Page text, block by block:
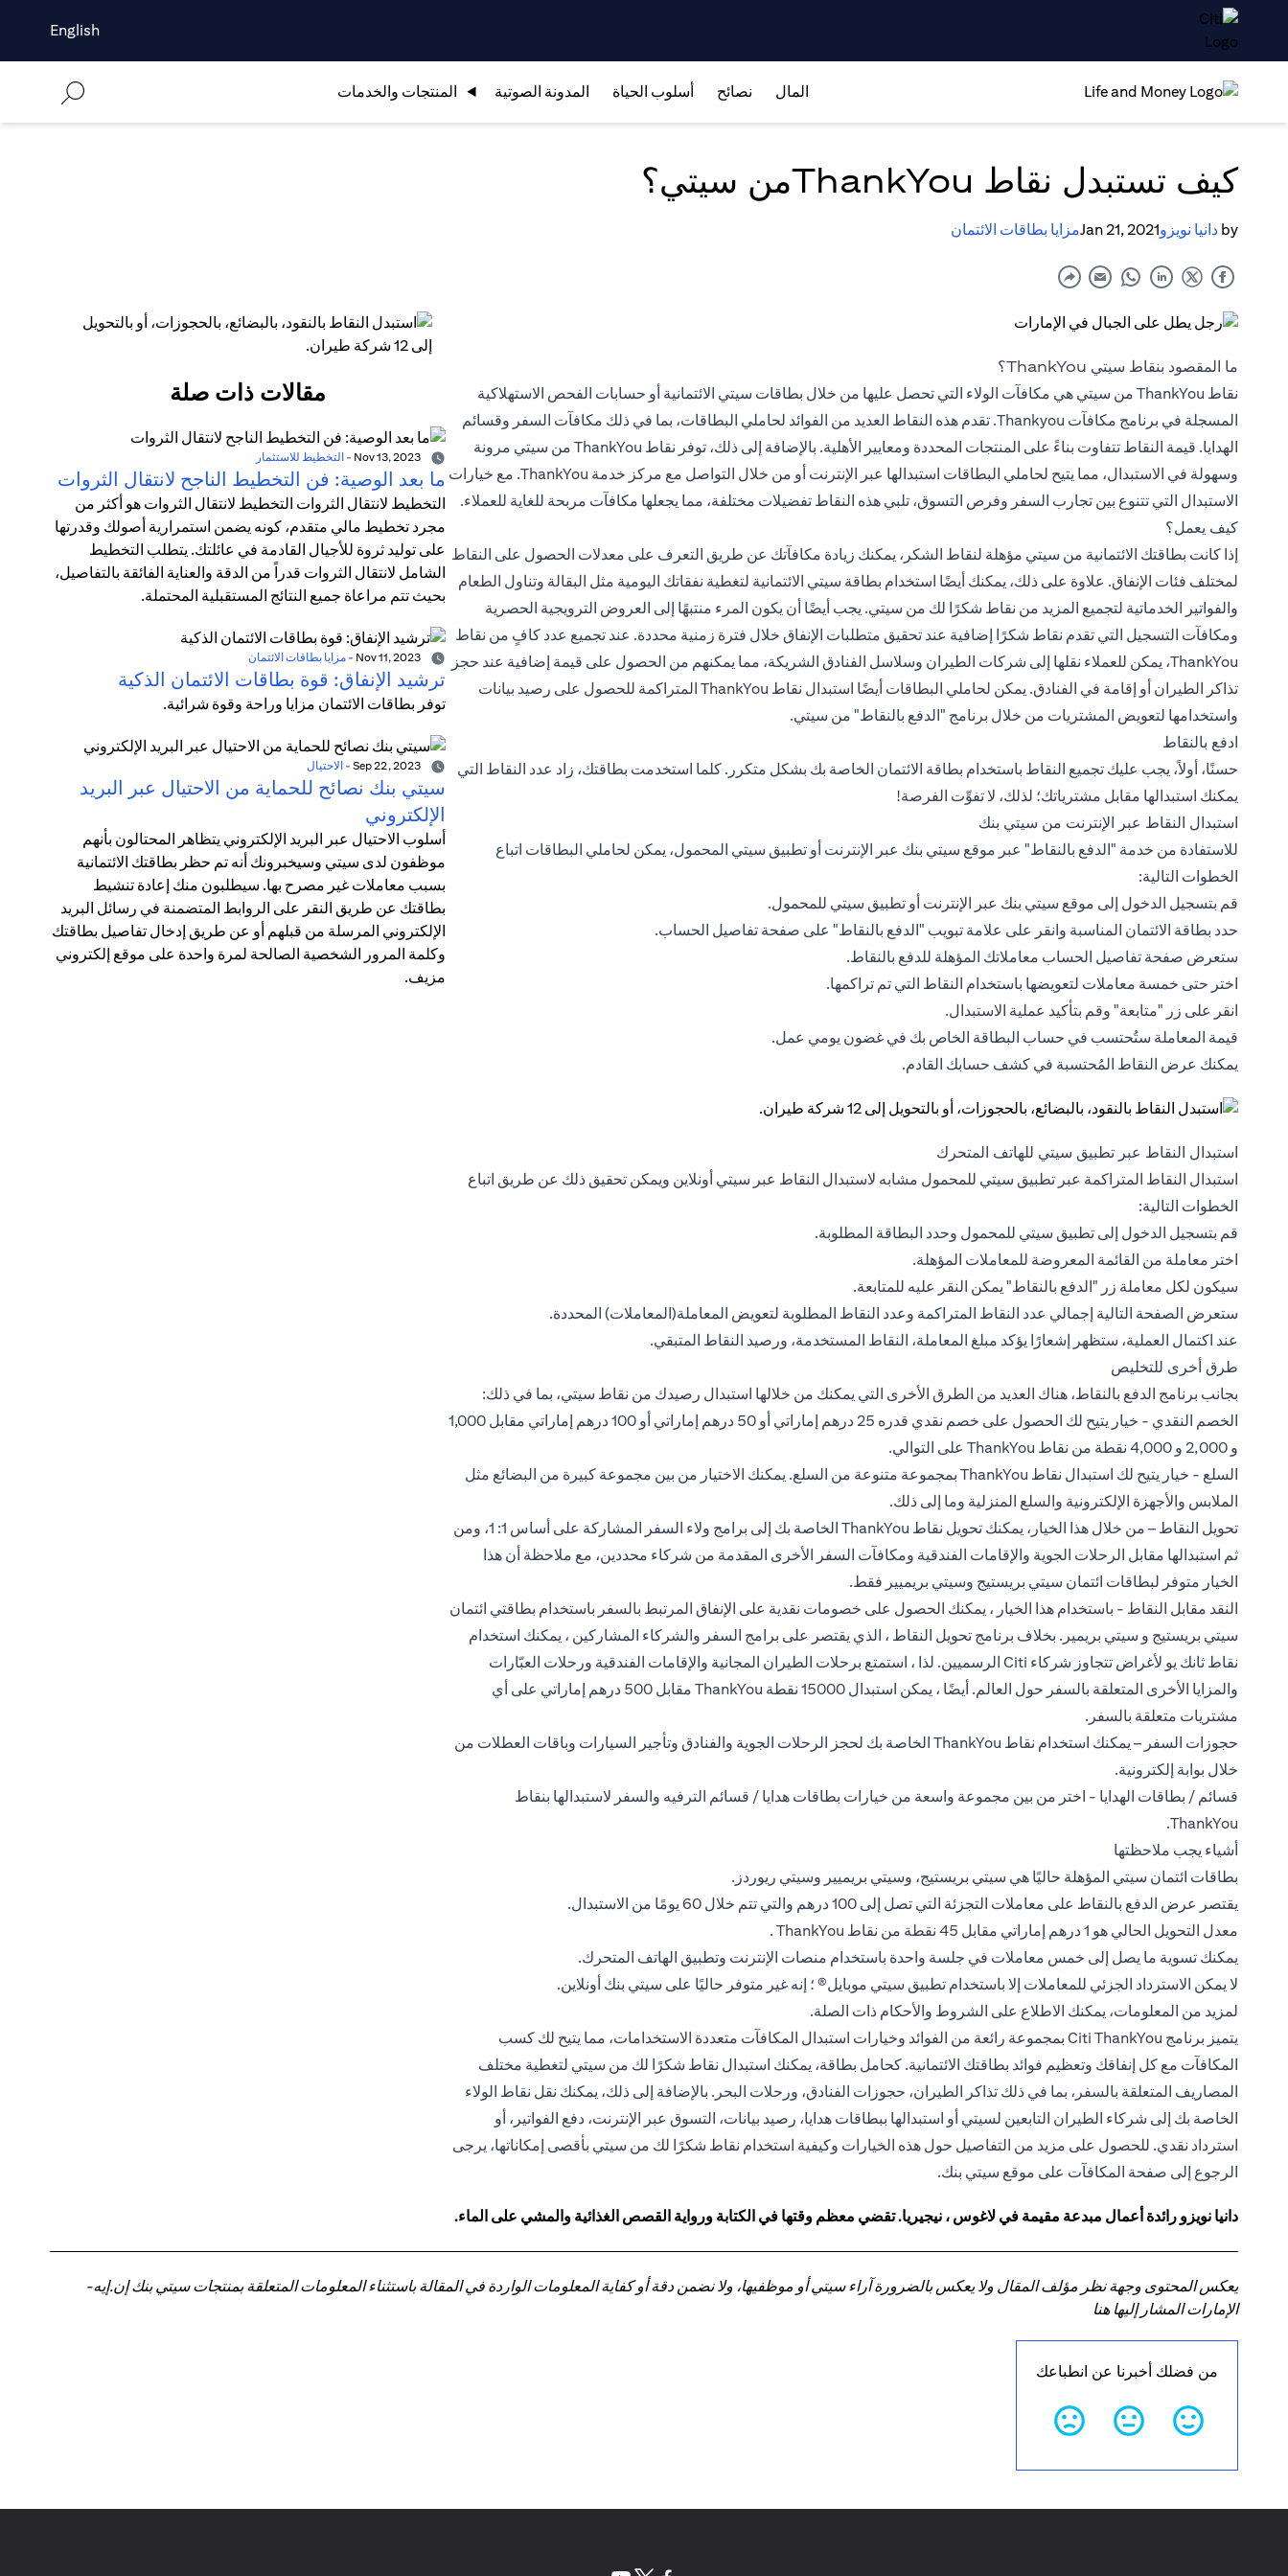
English
المال نصائح أسلوب الحياة المدونة الصوتية المنتجات والخدمات
كيف تستبدل نقاط ThankYouمن سيتي؟
by دانيا نويزوJan 21, 2021مزايا بطاقات الائتمان
ما المقصود بنقاط سيتي ThankYou؟
نقاط ThankYou من سيتي هي مكافآت الولاء التي تحصل عليها من خلال بطاقات سيتي الائتمانية أو حسابات الفحص الاستهلاكية
المسجلة في برنامج مكافآت Thankyou. تقدم هذه النقاط العديد من الفوائد لحاملي البطاقات، بما في ذلك مكافآت السفر وقسائم
الهدايا. قيمة النقاط تتفاوت بناءً على المنتجات المحددة ومعايير الأهلية. بالإضافة إلى ذلك، توفر نقاط ThankYou من سيتي مرونة
وسهولة في الاستبدال، مما يتيح لحاملي البطاقات استبدالها عبر الإنترنت أو من خلال التواصل مع مركز خدمة ThankYou. مع خيارات
الاستبدال التي تتنوع بين تجارب السفر وفرص التسوق، تلبي هذه النقاط تفضيلات مختلفة، مما يجعلها مكافآت مربحة للغاية للعملاء.
كيف يعمل؟
إذا كانت بطاقتك الائتمانية من سيتي مؤهلة لنقاط الشكر، يمكنك زيادة مكافآتك عن طريق التعرف على معدلات الحصول على النقاط
لمختلف فئات الإنفاق. علاوة على ذلك، يمكنك أيضًا استخدام بطاقة سيتي الائتمانية لتغطية نفقاتك اليومية مثل البقالة وتناول الطعام
والفواتير الخدماتية لتجميع المزيد من نقاط شكرًا لك من سيتي. يجب أيضًا أن يكون المرء منتبهًا إلى العروض الترويجية الحصرية
ومكافآت التسجيل التي تقدم نقاط شكرًا إضافية عند تحقيق متطلبات الإنفاق خلال فترة زمنية محددة. عند تجميع عدد كافٍ من نقاط
ThankYou، يمكن للعملاء نقلها إلى شركات الطيران وسلاسل الفنادق الشريكة، مما يمكنهم من الحصول على قيمة إضافية عند حجز
تذاكر الطيران أو إقامة في الفنادق. يمكن لحاملي البطاقات أيضًا استبدال نقاط ThankYou المتراكمة للحصول على رصيد بيانات
واستخدامها لتعويض المشتريات من خلال برنامج "الدفع بالنقاط" من سيتي.
ادفع بالنقاط
حسنًا، أولاً، يجب عليك تجميع النقاط باستخدام بطاقة الائتمان الخاصة بك بشكل متكرر. كلما استخدمت بطاقتك، زاد عدد النقاط التي
يمكنك استبدالها مقابل مشترياتك؛ لذلك، لا تفوِّت الفرصة!
استبدال النقاط عبر الإنترنت من سيتي بنك
للاستفادة من خدمة "الدفع بالنقاط" عبر موقع سيتي بنك عبر الإنترنت أو تطبيق سيتي المحمول، يمكن لحاملي البطاقات اتباع
الخطوات التالية:
قم بتسجيل الدخول إلى موقع سيتي بنك عبر الإنترنت أو تطبيق سيتي للمحمول.
حدد بطاقة الائتمان المناسبة وانقر على علامة تبويب "الدفع بالنقاط" على صفحة تفاصيل الحساب.
ستعرض صفحة تفاصيل الحساب معاملاتك المؤهلة للدفع بالنقاط.
اختر حتى خمسة معاملات لتعويضها باستخدام النقاط التي تم تراكمها.
انقر على زر "متابعة" وقم بتأكيد عملية الاستبدال.
قيمة المعاملة ستُحتسب في حساب البطاقة الخاص بك في غضون يومي عمل.
يمكنك عرض النقاط المُحتسبة في كشف حسابك القادم.
استبدال النقاط عبر تطبيق سيتي للهاتف المتحرك
استبدال النقاط المتراكمة عبر تطبيق سيتي للمحمول مشابه لاستبدال النقاط عبر سيتي أونلاين ويمكن تحقيق ذلك عن طريق اتباع
الخطوات التالية:
قم بتسجيل الدخول إلى تطبيق سيتي للمحمول وحدد البطاقة المطلوبة.
اختر معاملة من القائمة المعروضة للمعاملات المؤهلة.
سيكون لكل معاملة زر "الدفع بالنقاط" يمكن النقر عليه للمتابعة.
ستعرض الصفحة التالية إجمالي عدد النقاط المتراكمة وعدد النقاط المطلوبة لتعويض المعاملة(المعاملات) المحددة.
عند اكتمال العملية، ستظهر إشعارًا يؤكد مبلغ المعاملة، النقاط المستخدمة، ورصيد النقاط المتبقي.
طرق أخرى للتخليص
بجانب برنامج الدفع بالنقاط، هناك العديد من الطرق الأخرى التي يمكنك من خلالها استبدال رصيدك من نقاط سيتي، بما في ذلك:
الخصم النقدي - خيار يتيح لك الحصول على خصم نقدي قدره 25 درهم إماراتي أو 50 درهم إماراتي أو 100 درهم إماراتي مقابل 1,000
و 2,000 و 4,000 نقطة من نقاط ThankYou على التوالي.
السلع - خيار يتيح لك استبدال نقاط ThankYou بمجموعة متنوعة من السلع. يمكنك الاختيار من بين مجموعة كبيرة من البضائع مثل
الملابس والأجهزة الإلكترونية والسلع المنزلية وما إلى ذلك.
تحويل النقاط – من خلال هذا الخيار، يمكنك تحويل نقاط ThankYou الخاصة بك إلى برامج ولاء السفر المشاركة على أساس 1: 1، ومن
ثم استبدالها مقابل الرحلات الجوية والإقامات الفندقية ومكافآت السفر الأخرى المقدمة من شركاء محددين، مع ملاحظة أن هذا
الخيار متوفر لبطاقات ائتمان سيتي بريستيج وسيتي بريميير فقط.
النقد مقابل النقاط - باستخدام هذا الخيار ، يمكنك الحصول على خصومات نقدية على الإنفاق المرتبط بالسفر باستخدام بطاقتي ائتمان
سيتي بريستيج و سيتي بريمير. بخلاف برنامج تحويل النقاط ، الذي يقتصر على برامج السفر والشركاء المشاركين ، يمكنك استخدام
نقاط ثانك يو لأغراض تتجاوز شركاء Citi الرسميين. لذا ، استمتع برحلات الطيران المجانية والإقامات الفندقية ورحلات العبّارات
والمزايا الأخرى المتعلقة بالسفر حول العالم. أيضًا ، يمكن استبدال 15000 نقطة ThankYou مقابل 500 درهم إماراتي على أي
مشتريات متعلقة بالسفر.
حجوزات السفر – يمكنك استخدام نقاط ThankYou الخاصة بك لحجز الرحلات الجوية والفنادق وتأجير السيارات وباقات العطلات من
خلال بوابة إلكترونية.
قسائم / بطاقات الهدايا - اختر من بين مجموعة واسعة من خيارات بطاقات هدايا / قسائم الترفيه والسفر لاستبدالها بنقاط
ThankYou.
أشياء يجب ملاحظتها
بطاقات ائتمان سيتي المؤهلة حاليًا هي سيتي بريستيج، وسيتي بريميير وسيتي ريوردز.
يقتصر عرض الدفع بالنقاط على معاملات التجزئة التي تصل إلى 100 درهم والتي تتم خلال 60 يومًا من الاستبدال.
معدل التحويل الحالي هو 1 درهم إماراتي مقابل 45 نقطة من نقاط ThankYou .
يمكنك تسوية ما يصل إلى خمس معاملات في جلسة واحدة باستخدام منصات الإنترنت وتطبيق الهاتف المتحرك.
لا يمكن الاسترداد الجزئي للمعاملات إلا باستخدام تطبيق سيتي موبايل® ؛ إنه غير متوفر حاليًا على سيتي بنك أونلاين.
لمزيد من المعلومات، يمكنك الاطلاع على الشروط والأحكام opens in a new tab
ذات الصلة.
يتميز برنامج Citi ThankYou بمجموعة رائعة من الفوائد وخيارات استبدال المكافآت متعددة الاستخدامات، مما يتيح لك كسب
المكافآت مع كل إنفاقك وتعظيم فوائد بطاقتك الائتمانية. كحامل بطاقة، يمكنك استبدال نقاط شكرًا لك من سيتي لتغطية مختلف
المصاريف المتعلقة بالسفر، بما في ذلك تذاكر الطيران، حجوزات الفنادق، ورحلات البحر. بالإضافة إلى ذلك، يمكنك نقل نقاط الولاء
الخاصة بك إلى شركاء الطيران التابعين لسيتي أو استبدالها ببطاقات هدايا، رصيد بيانات، التسوق عبر الإنترنت، دفع الفواتير، أو
استرداد نقدي. للحصول على مزيد من التفاصيل حول هذه الخيارات وكيفية استخدام نقاط شكرًا لك من سيتي بأقصى إمكاناتها، يرجى
الرجوع إلى صفحة المكافآت على موقع سيتي بنك.
مقالات ذات صلة
- التخطيط للاستثمار
ما بعد الوصية: فن التخطيط الناجح لانتقال الثروات
التخطيط لانتقال الثروات التخطيط لانتقال الثروات هو أكثر من
مجرد تخطيط مالي متقدم، كونه يضمن استمرارية أصولك وقدرتها
على توليد ثروة للأجيال القادمة في عائلتك. يتطلب التخطيط
الشامل لانتقال الثروات قدراً من الدقة والعناية الفائقة بالتفاصيل،
بحيث تتم مراعاة جميع النتائج المستقبلية المحتملة.
- مزايا بطاقات الائتمان
ترشيد الإنفاق: قوة بطاقات الائتمان الذكية
توفر بطاقات الائتمان مزايا وراحة وقوة شرائية.
- الاحتيال
سيتي بنك نصائح للحماية من الاحتيال عبر البريد
الإلكتروني
أسلوب الاحتيال عبر البريد الإلكتروني يتظاهر المحتالون بأنهم
موظفون لدى سيتي وسيخبرونك أنه تم حظر بطاقتك الائتمانية
بسبب معاملات غير مصرح بها. سيطلبون منك إعادة تنشيط
بطاقتك عن طريق النقر على الروابط المتضمنة في رسائل البريد
الإلكتروني المرسلة من قبلهم أو عن طريق إدخال تفاصيل بطاقتك
وكلمة المرور الشخصية الصالحة لمرة واحدة على موقع إلكتروني
مزيف.
دانيا نويزو رائدة أعمال مبدعة مقيمة في لاغوس ، نيجيريا. تقضي معظم وقتها في الكتابة ورواية القصص الغذائية والمشي على الماء.
يعكس المحتوى وجهة نظر مؤلف المقال ولا يعكس بالضرورة آراء سيتي أو موظفيها، ولا نضمن دقة أو كفاية المعلومات الواردة في المقالة باستثناء المعلومات المتعلقة بمنتجات سيتي بنك إن.إيه-
الإمارات المشار إليها هنا
من فضلك أخبرنا عن انطباعك